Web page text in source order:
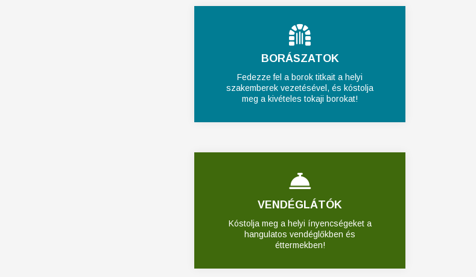
BORÁSZATOK
Fedezze fel a borok titkait a helyi
szakemberek vezetésével, és kóstolja
meg a kivételes tokaji borokat!
VENDÉGLÁTÓK
Kóstolja meg a helyi ínyencségeket a
hangulatos vendéglőkben és
éttermekben!